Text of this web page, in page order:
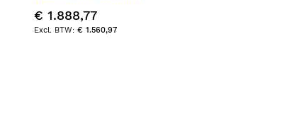
Spraaknetwerkmodule
€ 1.888,77
€ 1.560,97